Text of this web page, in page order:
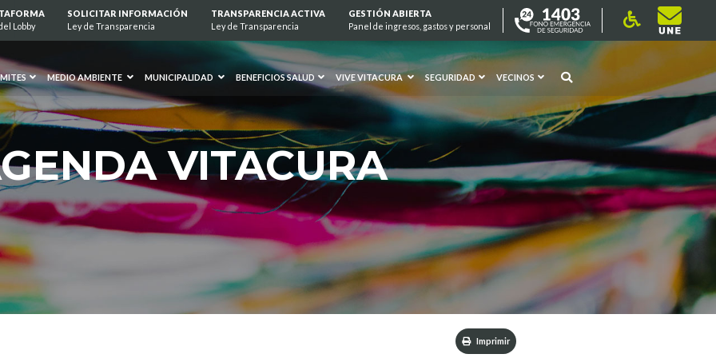
Lobby
SOLICITAR INFORMACIÓN
Ley de Transparencia
TRANSPARENCIA ACTIVA
Ley de Transparencia
GESTIÓN ABIERTA
Panel de ingresos, gastos y personal
MEDIO AMBIENTE MUNICIPALIDAD BENEFICIOS SALUD VIVE VITACURA SEGURIDAD VECINOS
VITACURA
Imprimir